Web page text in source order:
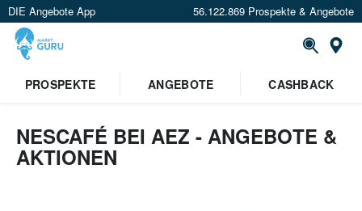
DIE Angebote App 56.122.869 Prospekte & Angebote
PROSPEKTE ANGEBOTE CASHBACK
NESCAFÉ BEI AEZ - ANGEBOTE &
AKTIONEN